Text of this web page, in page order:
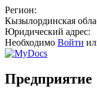
Регион:
Кызылординская
Юридический адрес:
Необходимо Войти
Предприятие